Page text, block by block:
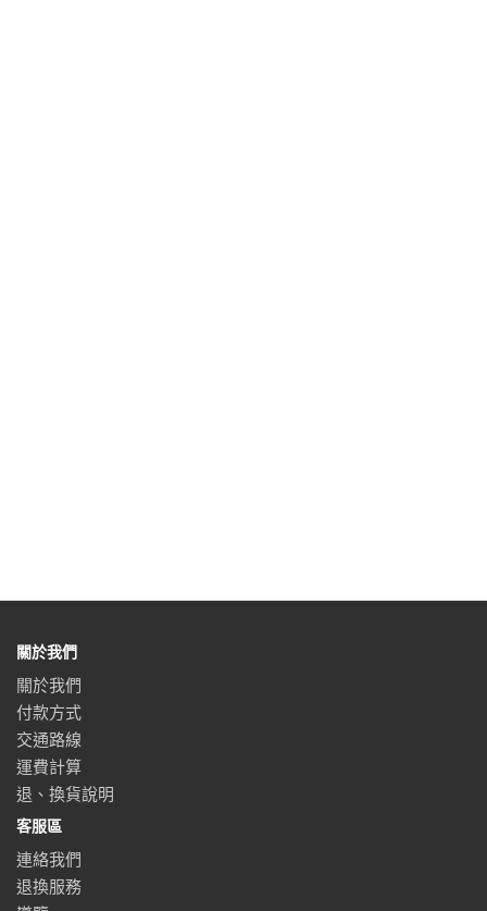
關於我們
關於我們
付款方式
交通路線
運費計算
退、換貨說明
客服區
連絡我們
退換服務